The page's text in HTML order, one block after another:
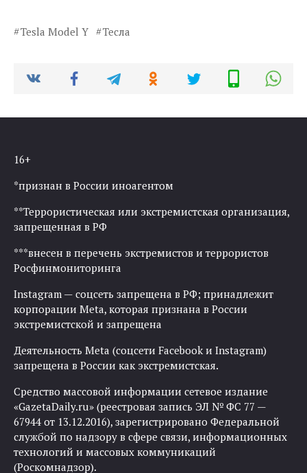
Tesla Model Y Тесла
16+
*признан в России иноагентом
**Террористическая или экстремистская организация,
запрещенная в РФ
***внесен в перечень экстремистов и террористов
Росфинмониторинга
Instagram — соцсеть запрещена в РФ; принадлежит
корпорации Meta, которая признана в России
экстремистской и запрещена
Деятельность Meta (соцсети Facebook и Instagram)
запрещена в России как экстремистская.
Средство массовой информации сетевое издание
«GazetaDaily.ru» (реестровая запись ЭЛ № ФС 77 —
67944 от 13.12.2016), зарегистрировано Федеральной
службой по надзору в сфере связи, информационных
технологий и массовых коммуникаций
(Роскомнадзор).